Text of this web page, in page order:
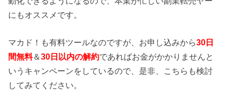
にもオススメです。
マカド！も有料ツールなのですが、お申し込みから30日
間無料＆30日以内の解約であればお金がかかりませんと
いうキャンペーンをしているので、是非、こちらも検討
してみてください。